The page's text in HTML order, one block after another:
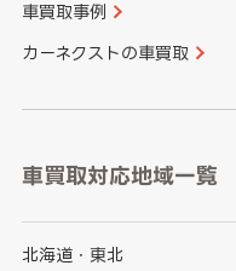
車買取事例
カーネクストの車買取
車買取対応地域一覧
北海道・東北